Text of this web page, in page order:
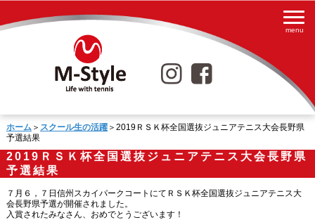
ホーム＞ スクール生の活躍＞2019ＲＳＫ杯全国選抜ジュニアテニス大会長野県
予選結果
2019ＲＳＫ杯全国選抜ジュニアテニス大会長野県
予選結果
７月６，７日信州スカイパークコートにてＲＳＫ杯全国選抜ジュニアテニス大
会長野県予選が開催されました。
入賞されたみなさん、おめでとうございます！